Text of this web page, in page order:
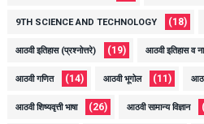
9TH SCIENCE AND TECHNOLOGY (18)
आठवी इतिहास (प्रश्नोत्तरे) (19) आठवी इतिहास व
आठवी गणित (14) आठवी भूगोल (11)
आठवी शिष्यवृत्ती भाषा (26) आठवी सामान्य विज्ञान